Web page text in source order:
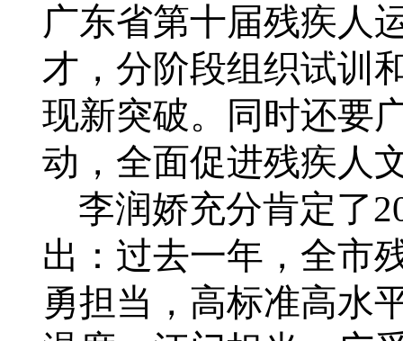
广东省第十届残疾人
才，分阶段组织试训
现新突破。同时还要
动，全面促进残疾人
李润娇充分肯定了
出：过去一年，全市
勇担当，高标准高水